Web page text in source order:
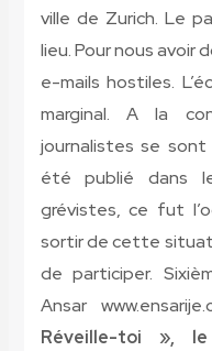
ville de Zurich. Le
lieu. Pour nous avoir
e-mails hostiles.
marginal. A la
journalistes se
été publié dans
grévistes, ce fut
sortir de cette
de participer.
Ansar
Réveille-toi »,